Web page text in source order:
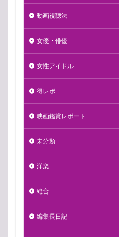
動画視聴法
女優・俳優
女性アイドル
得レポ
映画鑑賞レポート
未分類
洋楽
総合
編集長日記